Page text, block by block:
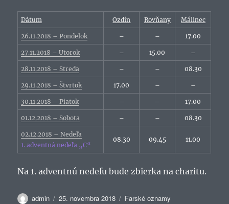
Dátum Ozdín Rovňany Málinec
26.11.2018 – Pondelok – – 17.00
27.11.2018 – Utorok – 15.00 –
28.11.2018 – Streda – – 08.30
29.11.2018 – Štvrtok 17.00 – –
30.11.2018 – Piatok – – 17.00
01.12.2018 – Sobota – – 08.30
02.12.2018 – Nedeľa
1. adventná nedeľa „C“
08.30 09.45 11.00
Na 1. adventnú nedeľu bude zbierka na charitu.
Autor
admin Publikované
25. novembra 2018 Kategórie
Farské oznamy